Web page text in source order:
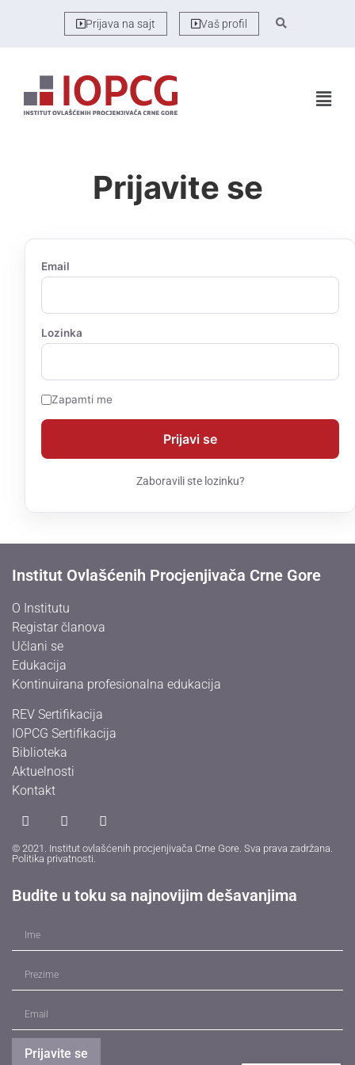
Prijava na sajt Vaš profil
Prijavite se
Email
Lozinka
Zapamti me
Zaboravili ste lozinku?
Institut Ovlašćenih Procjenjivača Crne Gore
O Institutu
Registar članova
Učlani se
Edukacija
Kontinuirana profesionalna edukacija
REV Sertifikacija
IOPCG Sertifikacija
Biblioteka
Aktuelnosti
Kontakt
© 2021. Institut ovlašćenih procjenjivača Crne Gore. Sva prava zadržana.
Politika privatnosti
Budite u toku sa najnovijim dešavanjima
Prijavite se